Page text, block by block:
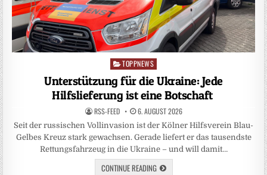
Posted
TOPPNEWS
Unterstützung für die Ukraine: Jede
Hilfslieferung ist eine Botschaft
RSS-FEED 6. AUGUST 2026
Seit der russischen Vollinvasion ist der Kölner Hilfsverein Blau-
Gelbes Kreuz stark gewachsen. Gerade liefert er das tausendste
Rettungsfahrzeug in die Ukraine – und will damit…
CONTINUE READING